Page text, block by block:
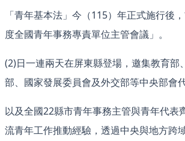
「青年基本法」今（115）年正式施行後
度全國青年事務專責單位主管會議」。
(2)日一連兩天在屏東縣登場，邀集教育部
部、國家發展委員會及外交部等中央部會代
以及全國22縣市青年事務主管與青年代表
流青年工作推動經驗，透過中央與地方跨